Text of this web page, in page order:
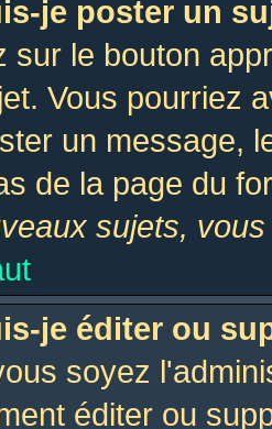
je poster un
sur le bouton
Vous pourriez
un message,
de la page du
sujets,
je éditer ou
soyez
éditer ou